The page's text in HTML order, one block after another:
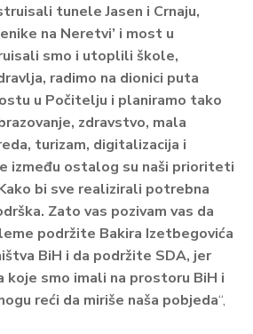
tunele Jasen i Crnaju,
na Neretvi’ i most u
smo i utoplili škole,
radimo na dionici puta
u Počitelju i planiramo tako
zdravstvo, mala
turizam, digitalizacija i
između ostalog su naši prioriteti
bi sve realizirali potrebna
Zato vas pozivam vas da
podržite Bakira Izetbegovića
BiH i da podržite SDA, jer
koje smo imali na prostoru BiH i
reći da miriše naša pobjeda“,